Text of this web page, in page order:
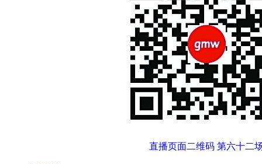
直播页面二维码 第六十二